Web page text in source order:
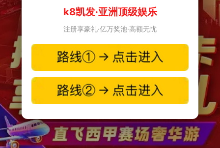
k8凯发·亚洲顶级娱乐
注册享豪礼·亿万奖池·高额无忧